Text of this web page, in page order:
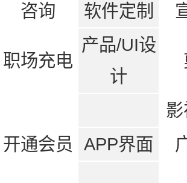
咨询 软件定制
职场充电
产品/UI设
计
开通会员 APP界面